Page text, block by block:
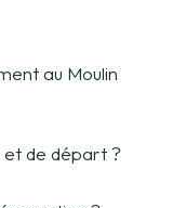
au Moulin
et de départ ?